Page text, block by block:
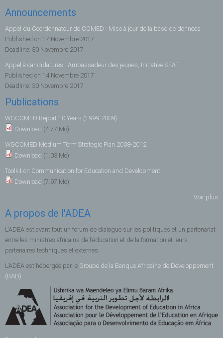
Announcements
Appel du Coordonnateur de COMED : Mise à jour de la base de données
Published on 17 Novembre 2017
Deadline: 30 Novembre 2017
Appel à candidatures : Ambassadeur des jeunes, Initiative SEAT
Published on 14 Novembre 2017
Deadline: 30 Novembre 2017
Publications
WGCOMED Report 10 Years (1999-2009)
Download (4.77 Mo)
WGCOMED Medium Term Strategic Plan 2008-2012
Download (1.03 Mo)
Toolkit on Communication for Education and Development
Download (7.97 Mo)
Voir plus
A propos de l'ADEA
L'ADEA est avant tout un forum de dialogue sur les politiques et un partenariat
entre les ministres africains de l’éducation et de la formation et leurs
partenaires techniques et externes.
L'ADEA est hébergée par le Groupe de la Banque Africaine de Développement
(BAD).